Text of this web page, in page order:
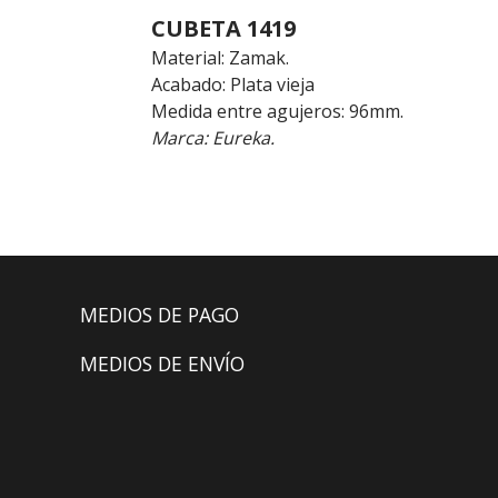
CUBETA 1419
Material: Zamak.
Acabado: Plata vieja
Medida entre agujeros: 96mm.
Marca: Eureka.
MEDIOS DE PAGO
MEDIOS DE ENVÍO